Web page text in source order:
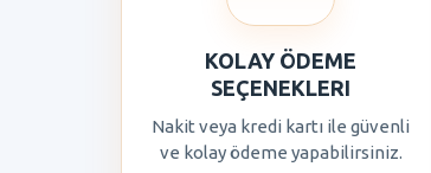
KOLAY ÖDEME
SEÇENEKLERI
Nakit veya kredi kartı ile güvenli
ve kolay ödeme yapabilirsiniz.